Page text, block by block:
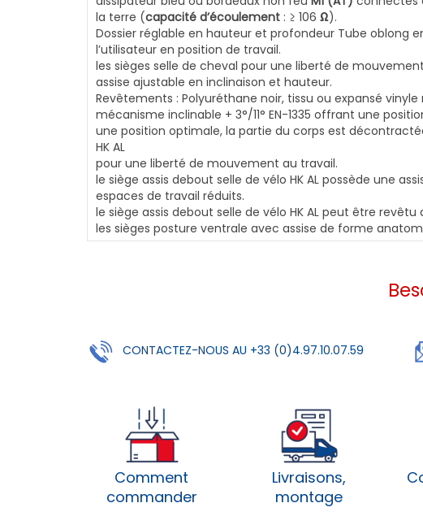
la terre (capacité d’écoulement : ≥ 106 Ω).
Dossier réglable en hauteur et profondeur Tube oblong
l’utilisateur en position de travail.
les sièges selle de cheval pour une liberté de
assise ajustable en inclinaison et hauteur.
Revêtements : Polyuréthane noir, tissu ou expansé
mécanisme inclinable + 3°/11° EN-1335 offrant une
une position optimale, la partie du corps est
HK AL
pour une liberté de mouvement au travail.
le siège assis debout selle de vélo HK AL possède une
espaces de travail réduits.
le siège assis debout selle de vélo HK AL peut être
les sièges posture ventrale avec assise de forme
CONTACTEZ-NOUS AU +33 (0)4.97.10.07.59
Comment
commander
Livraisons,
montage